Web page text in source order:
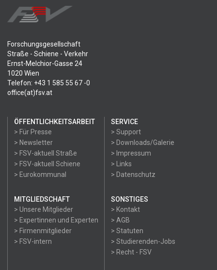
Forschungsgesellschaft
Straße - Schiene - Verkehr
Ernst-Melchior-Gasse 24
1020 Wien
Telefon: +43 1 585 55 67 -0
office(at)fsv.at
ÖFFENTLICHKEITSARBEIT
> Für Presse
> Newsletter
> FSV-aktuell Straße
> FSV-aktuell Schiene
> Eurokommunal
SERVICE
> Support
> Downloads/Galerie
> Impressum
> Links
> Datenschutz
MITGLIEDSCHAFT
> Unsere Mitglieder
> Expertinnen und Experten
> Firmenmitglieder
> FSV-intern
SONSTIGES
> Kontakt
> AGB
> Statuten
> Studierenden-Jobs
> Recht - FSV